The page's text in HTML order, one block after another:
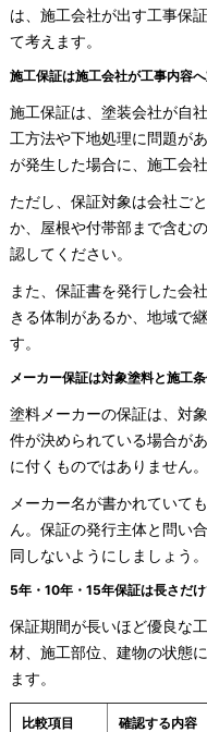
は、施工会社が出す工事保
て考えます。
施工保証は施工会社が工事内容
施工保証は、塗装会社が自
工方法や下地処理に問題が
が発生した場合に、施工会
ただし、保証対象は会社ご
か、屋根や付帯部まで含む
認してください。
また、保証書を発行した会
きる体制があるか、地域で
す。
メーカー保証は対象塗料と施工
塗料メーカーの保証は、対
件が決められている場合が
に付くものではありません。
メーカー名が書かれていて
ん。保証の発行主体と問い
同しないようにしましょう。
5年・10年・15年保証は長さだ
保証期間が長いほど優良な
材、施工部位、建物の状態
ます。
比較項目 確認する内容